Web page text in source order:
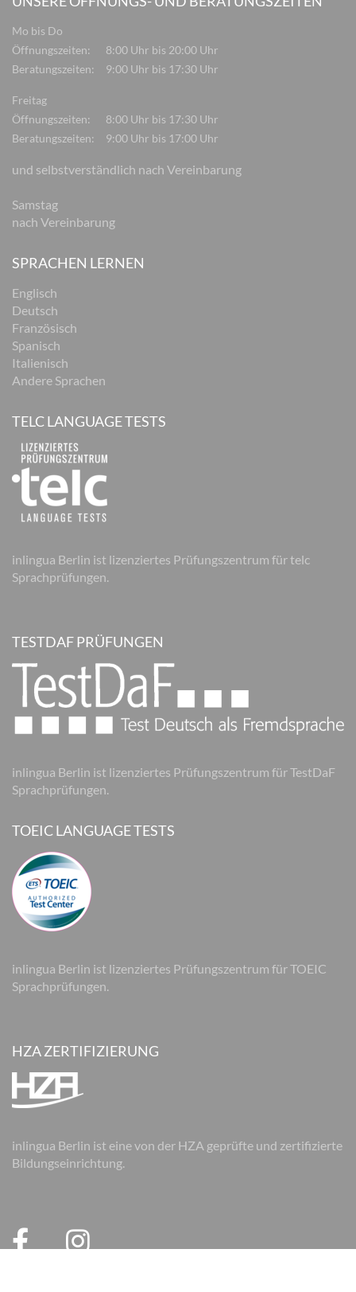
Mo bis Do
Öffnungszeiten:
8:00 Uhr bis 20:00 Uhr
Beratungszeiten:
9:00 Uhr bis 17:30 Uhr
Freitag
Öffnungszeiten:
8:00 Uhr bis 17:30 Uhr
Beratungszeiten:
9:00 Uhr bis 17:00 Uhr
und selbstverständlich nach Vereinbarung
Samstag
nach Vereinbarung
SPRACHEN LERNEN
Englisch
Deutsch
Französisch
Spanisch
Italienisch
Andere Sprachen
TELC LANGUAGE TESTS
inlingua Berlin ist lizenziertes Prüfungszentrum für telc
Sprachprüfungen.
TESTDAF PRÜFUNGEN
inlingua Berlin ist lizenziertes Prüfungszentrum für TestDaF
Sprachprüfungen.
TOEIC LANGUAGE TESTS
inlingua Berlin ist lizenziertes Prüfungszentrum für TOEIC
Sprachprüfungen.
HZA ZERTIFIZIERUNG
inlingua Berlin ist eine von der HZA geprüfte und zertifizierte
Bildungseinrichtung.